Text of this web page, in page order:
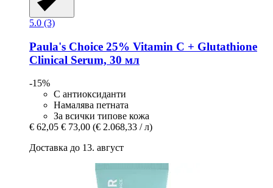
5.0 (3)
Paula's Choice 25% Vitamin C + Glutathione
Clinical Serum, 30 мл
-15%
С антиоксиданти
Намалява петната
За всички типове кожа
€ 62,05 € 73,00 (€ 2.068,33 / л)
Доставка до 13. август